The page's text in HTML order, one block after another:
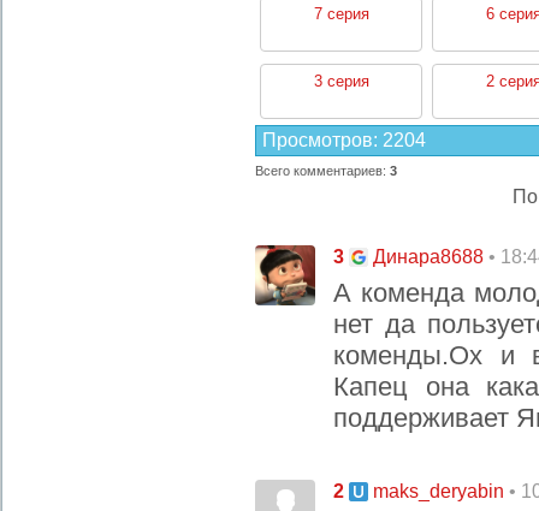
7 серия 6
3 серия 2
Просмотров: 2204
Всего комментариев: 3
3 Динара8688 •
А коменда
нет да
коменды.Ох и
Капец она
поддерживает
2 maks_deryabin •